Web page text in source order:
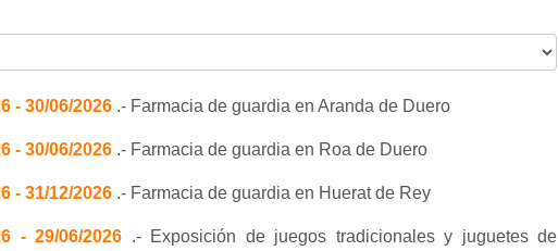
- 30/06/2026 .- Farmacia de guardia en Aranda de Duero
- 30/06/2026 .- Farmacia de guardia en Roa de Duero
- 31/12/2026 .- Farmacia de guardia en Huerat de Rey
- 29/06/2026 .- Exposición de juegos tradicionales y juguetes de